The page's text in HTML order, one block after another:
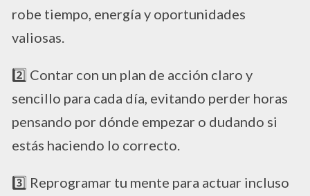
robe tiempo, energía y oportunidades
valiosas.
​2️⃣ Contar con un plan de acción claro y
sencillo para cada día, evitando perder horas
pensando por dónde empezar o dudando si
estás haciendo lo correcto.
3️⃣ Reprogramar tu mente para actuar incluso